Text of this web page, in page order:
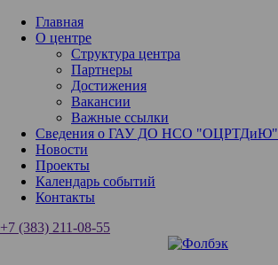
Главная
О центре
Структура центра
Партнеры
Достижения
Вакансии
Важные ссылки
Сведения о ГАУ ДО НСО "ОЦРТДиЮ"
Новости
Проекты
Календарь событий
Контакты
+7 (383) 211-08-55